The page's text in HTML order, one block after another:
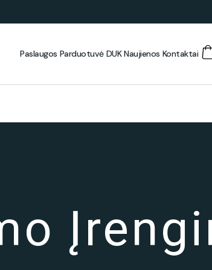
Paslaugos Parduotuvė DUK Naujienos Kontaktai